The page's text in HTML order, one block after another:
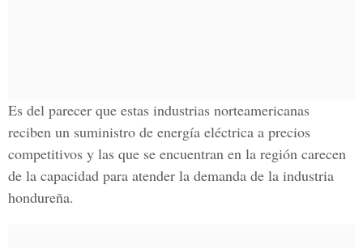
Es del parecer que estas industrias norteamericanas
reciben un suministro de energía eléctrica a precios
competitivos y las que se encuentran en la región carecen
de la capacidad para atender la demanda de la industria
hondureña.